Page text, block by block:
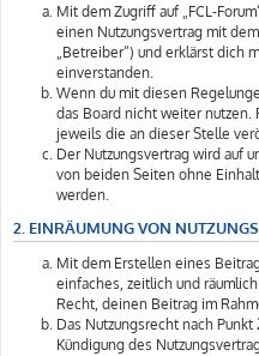
Mit dem Zugriff auf „FCL-
einen Nutzungsvertrag mit
„Betreiber“) und erklärst dich
einverstanden.
Wenn du mit diesen
das Board nicht weiter nutzen.
jeweils die an dieser Stelle
Der Nutzungsvertrag wird auf
von beiden Seiten ohne
werden.
2. EINRÄUMUNG VON
Mit dem Erstellen eines
einfaches, zeitlich und
Recht, deinen Beitrag im
Das Nutzungsrecht nach
Kündigung des